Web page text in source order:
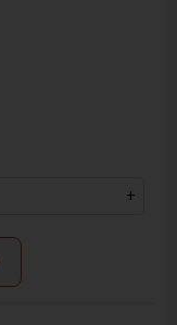
+